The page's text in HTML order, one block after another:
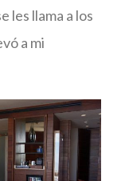
les llama a los
a mi